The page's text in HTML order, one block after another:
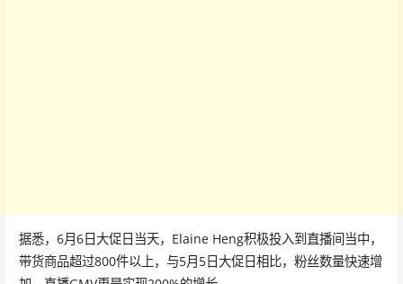
据悉，6月6日大促日当天，Elaine Heng积极投入到直播间当中，
带货商品超过800件以上，与5月5日大促日相比，粉丝数量快速增